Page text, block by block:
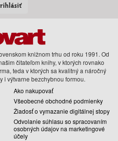
knižnom trhu od roku 1991. Od
čitateľom knihy, v ktorých rovnako
teda v ktorých sa kvalitný a náročný
i výtvarne bezchybnou formou.
Ako nakupovať
Všeobecné obchodné podmienky
Žiadosť o vymazanie digitálnej stopy
Odvolanie súhlasu so spracovaním
osobných údajov na marketingové
účely